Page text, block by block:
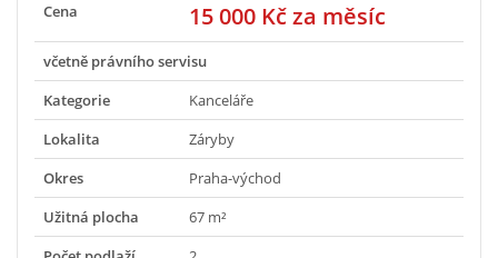
Cena 15 000 Kč za měsíc
včetně právního servisu
Kategorie
Kanceláře
Lokalita
Záryby
Okres
Praha-východ
Užitná plocha
67 m²